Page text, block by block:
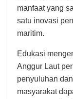
manfaat yang
satu inovasi
maritim.
Edukasi
Anggur Laut
penyuluhan
masyarakat